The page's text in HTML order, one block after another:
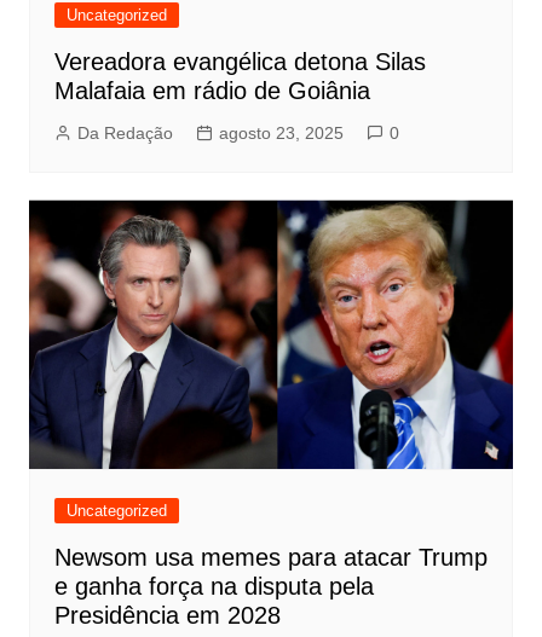
Uncategorized
Vereadora evangélica detona Silas
Malafaia em rádio de Goiânia
Da Redação agosto 23, 2025 0
Uncategorized
Newsom usa memes para atacar Trump
e ganha força na disputa pela
Presidência em 2028